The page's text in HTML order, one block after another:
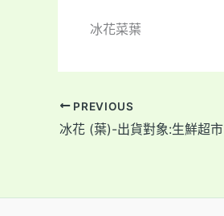
冰花菜葉
PREVIOUS
冰花 (葉)-出貨對象:生鮮超市